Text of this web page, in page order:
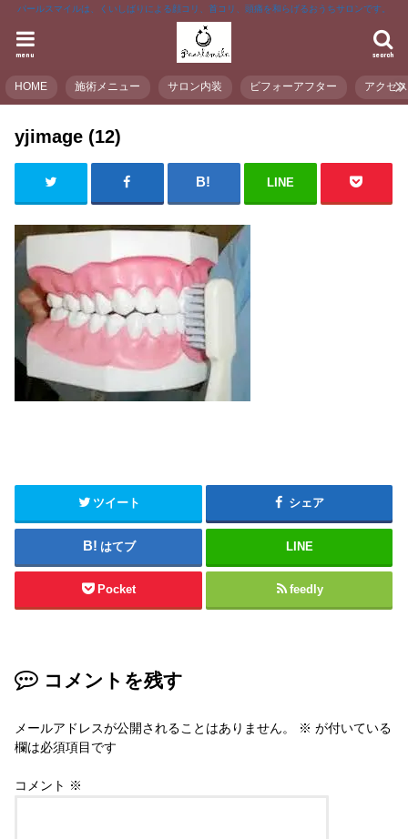
パールスマイルは、くいしばりによる顔コリ、首コリ、頭痛を和らげるおうちサロンです。
search
menu
HOME 施術メニュー サロン内装 ビフォーアフター アクセス
yjimage (12)
LINE
ツイート シェア
はてブ LINE
Pocket feedly
コメントを残す
メールアドレスが公開されることはありません。 ※ が付いている
欄は必須項目です
コメント ※